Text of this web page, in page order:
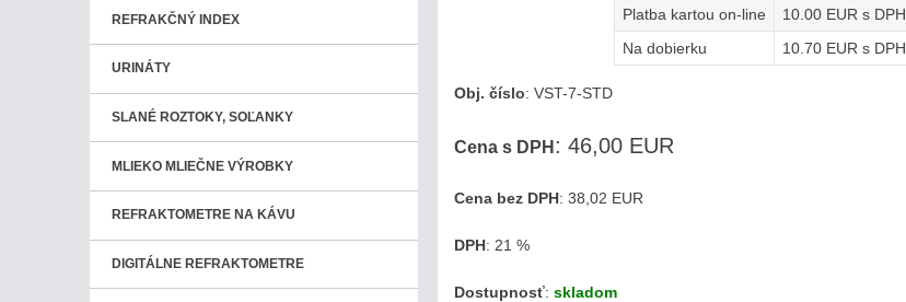
Platba kartou on-line
10.00 EUR s DPH
Na dobierku
10.70 EUR s DPH
Obj. číslo:VST-7-STD
Cena s DPH:46,00 EUR
Cena bez DPH: 38,02 EUR
DPH: 21 %
Dostupnosť:skladom
REFRAKČNÝ INDEX
URINÁTY
SLANÉ ROZTOKY, SOĽANKY
MLIEKO MLIEČNE VÝROBKY
REFRAKTOMETRE NA KÁVU
DIGITÁLNE REFRAKTOMETRE